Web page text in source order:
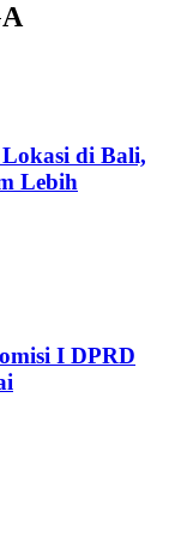
di Bali,
Lebih
I DPRD